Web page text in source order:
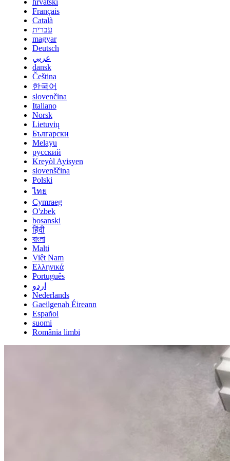
hrvatski
Français
Català
עברית
magyar
Deutsch
عربي
dansk
Čeština
한국어
slovenčina
Italiano
Norsk
Lietuvių
Български
Melayu
русский
Kreyòl Ayisyen
slovenščina
Polski
ไทย
Cymraeg
O'zbek
bosanski
हिंदी
বাংলা
Malti
Việt Nam
Ελληνικά
Português
اردو
Nederlands
Gaeilgenah Éireann
Español
suomi
România limbi